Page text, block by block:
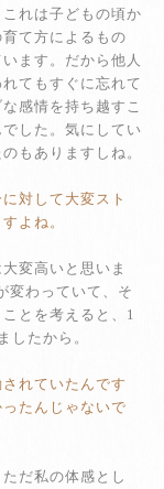
れは子どもの頃か
て方によるもの
ます。だから他人
てもすぐに忘れて
感情を持ち越すこ
した。気にしてい
もありますしね。
対して大変スト
よね。
変高いと思いま
変わっていて、そ
とを考えると、1
したから。
れていたんです
たんじゃないで
だ私の体感とし